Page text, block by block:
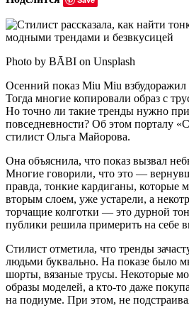
Photo by BĀBI on Unsplash
Осенний показ Miu Miu
Тогда многие копировали образ с
Но точно ли такие тренды нужно
повседневности? Об этом порталу
стилист Ольга Майорова.
Она объяснила, что показ вызвал
Многие говорили, что это —
правда, тонкие кардиганы, которые
вторым слоем, уже устарели, а
торчащие колготки — это дурной
публики решила примерить на себе
Стилист отметила, что тренды
людьми буквально. На показе было
шорты, вязаные трусы. Некоторые
образы моделей, а кто-то даже
на подиуме. При этом, не